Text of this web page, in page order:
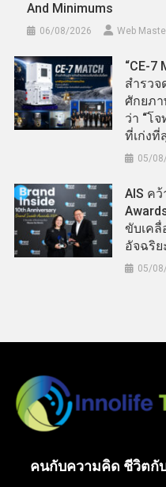
And Minimums
06/08/2026 Web
“CE-7
สำรว
ศักยภ
ว่า “โ
ที่เก่งที่
05/
AIS ค
ขับเค
อัจฉริย
05/
คนกับความคิด ชีวิตกั